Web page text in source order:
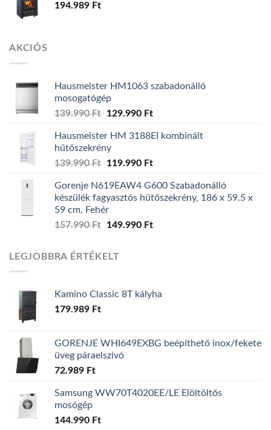
194.989 Ft
AKCIÓS
Hausmeister HM1063 szabadonálló
mosogatógép
139.990Ft
Original
was:
139.990 Ft.
129.990 FtCurrent
is:
Hausmeister HM 3188EI kombinált
hűtőszekrény
139.990Ft
Original
was:
139.990 Ft.
119.990 FtCurrent
is:
119.990 Ft.
Gorenje N619EAW4 G600 Szabadonálló
készülék fagyasztós hűtőszekrény, 186 x 59.5 x
59 cm, Fehér
157.990Ft
Original
149.990 FtCurrent
LEGJOBBRA ÉRTÉKELT
Kamino Classic 8T kályha
179.989 Ft
GORENJE WHI649EXBG beépíthető inox/fekete
üveg páraelszívó
72.989 Ft
Samsung WW70T4020EE/LE Elöltöltős
mosógép
144.990 Ft